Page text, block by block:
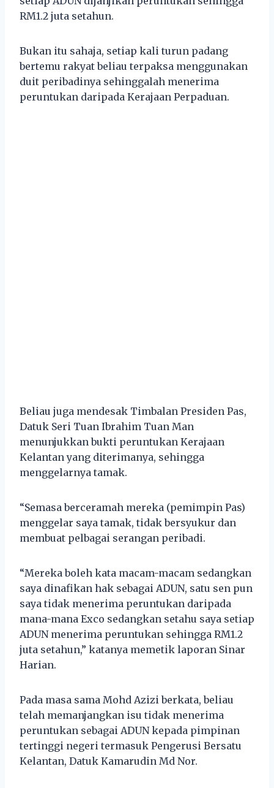
RM1.2 juta setahun.
Bukan itu sahaja, setiap kali turun padang
bertemu rakyat beliau terpaksa menggunakan
duit peribadinya sehinggalah menerima
peruntukan daripada Kerajaan Perpaduan.
Beliau juga mendesak Timbalan Presiden Pas,
Datuk Seri Tuan Ibrahim Tuan Man
menunjukkan bukti peruntukan Kerajaan
Kelantan yang diterimanya, sehingga
menggelarnya tamak.
“Semasa berceramah mereka (pemimpin Pas)
menggelar saya tamak, tidak bersyukur dan
membuat pelbagai serangan peribadi.
“Mereka boleh kata macam-macam sedangkan
saya dinafikan hak sebagai ADUN, satu sen pun
saya tidak menerima peruntukan daripada
mana-mana Exco sedangkan setahu saya setiap
ADUN menerima peruntukan sehingga RM1.2
juta setahun,” katanya memetik laporan Sinar
Harian.
Pada masa sama Mohd Azizi berkata, beliau
telah memanjangkan isu tidak menerima
peruntukan sebagai ADUN kepada pimpinan
tertinggi negeri termasuk Pengerusi Bersatu
Kelantan, Datuk Kamarudin Md Nor.